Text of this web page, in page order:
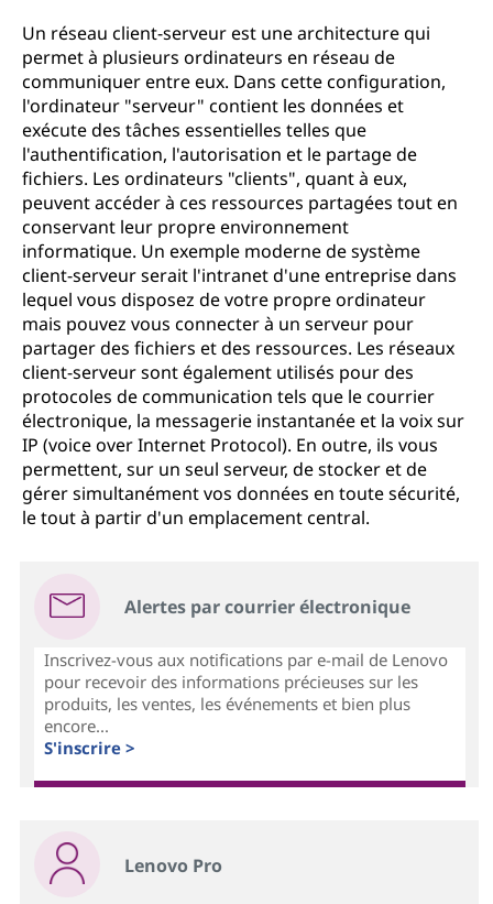
Un réseau client-serveur est une architecture qui
permet à plusieurs ordinateurs en réseau de
communiquer entre eux. Dans cette configuration,
l'ordinateur "serveur" contient les données et
exécute des tâches essentielles telles que
l'authentification, l'autorisation et le partage de
fichiers. Les ordinateurs "clients", quant à eux,
peuvent accéder à ces ressources partagées tout en
conservant leur propre environnement
informatique. Un exemple moderne de système
client-serveur serait l'intranet d'une entreprise dans
lequel vous disposez de votre propre ordinateur
mais pouvez vous connecter à un serveur pour
partager des fichiers et des ressources. Les réseaux
client-serveur sont également utilisés pour des
protocoles de communication tels que le courrier
électronique, la messagerie instantanée et la voix sur
IP (voice over Internet Protocol). En outre, ils vous
permettent, sur un seul serveur, de stocker et de
gérer simultanément vos données en toute sécurité,
le tout à partir d'un emplacement central.
Alertes par courrier électronique
Inscrivez-vous aux notifications par e-mail de Lenovo
pour recevoir des informations précieuses sur les
produits, les ventes, les événements et bien plus
encore...
S'inscrire >
Lenovo Pro